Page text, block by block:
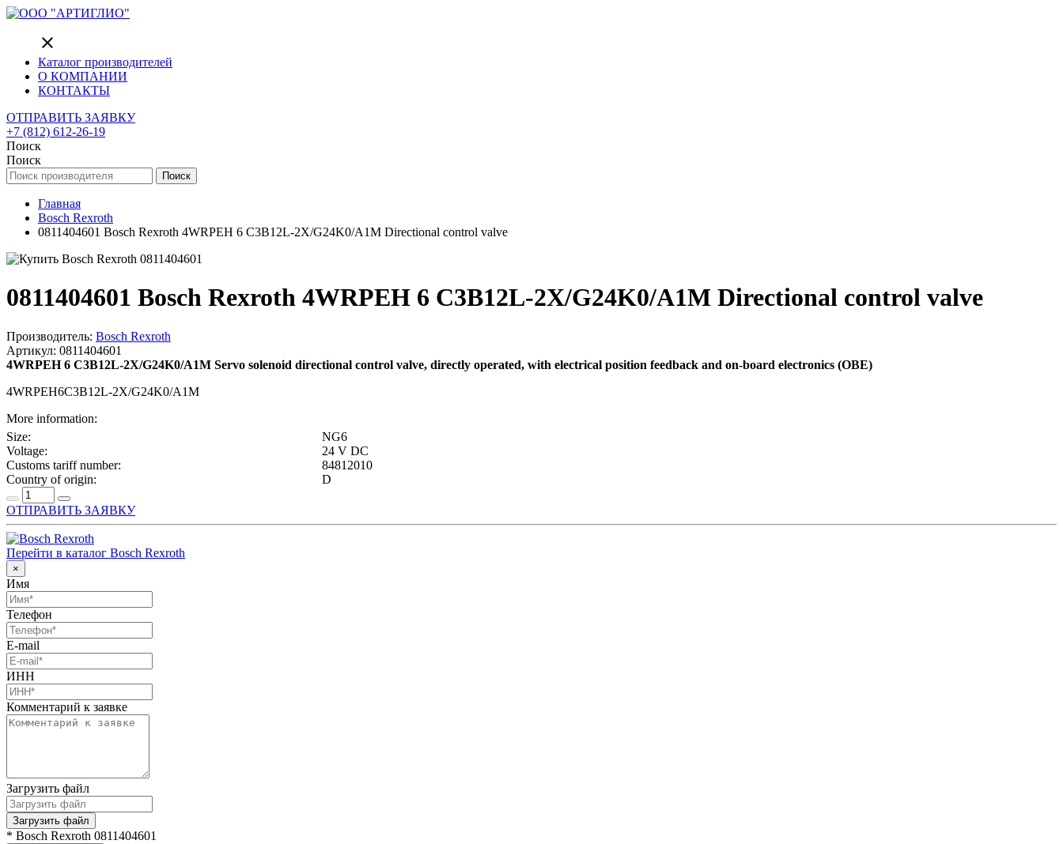
close
Каталог производителей
О КОМПАНИИ
КОНТАКТЫ
ОТПРАВИТЬ ЗАЯВКУ
+7 (812) 612-26-19
Поиск
Поиск
Поиск
Главная
Bosch Rexroth
0811404601 Bosch Rexroth 4WRPEH 6 C3B12L-2X/G24K0/A1M Directional control valve
0811404601 Bosch Rexroth 4WRPEH 6 C3B12L-2X/G24K0/A1M Directional control valve
Производитель: Bosch Rexroth
Артикул: 0811404601
4WRPEH 6 C3B12L-2X/G24K0/A1M Servo solenoid directional control valve, directly operated, with electrical position feedback and on-board electronics (OBE)
4WRPEH6C3B12L-2X/G24K0/A1M
More information:
Size:
NG6
Voltage:
24 V DC
Customs tariff number:
84812010
Country of origin:
D
ОТПРАВИТЬ ЗАЯВКУ
Перейти в каталог Bosch Rexroth
×
Имя
Телефон
E-mail
ИНН
Комментарий к заявке
Загрузить файл
Загрузить файл
* Bosch Rexroth 0811404601